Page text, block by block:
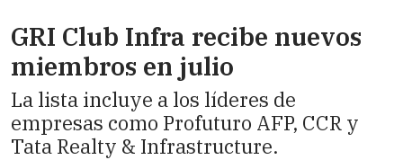
GRI Club Infra recibe nuevos
miembros en julio
La lista incluye a los líderes de
empresas como Profuturo AFP, CCR y
Tata Realty & Infrastructure.